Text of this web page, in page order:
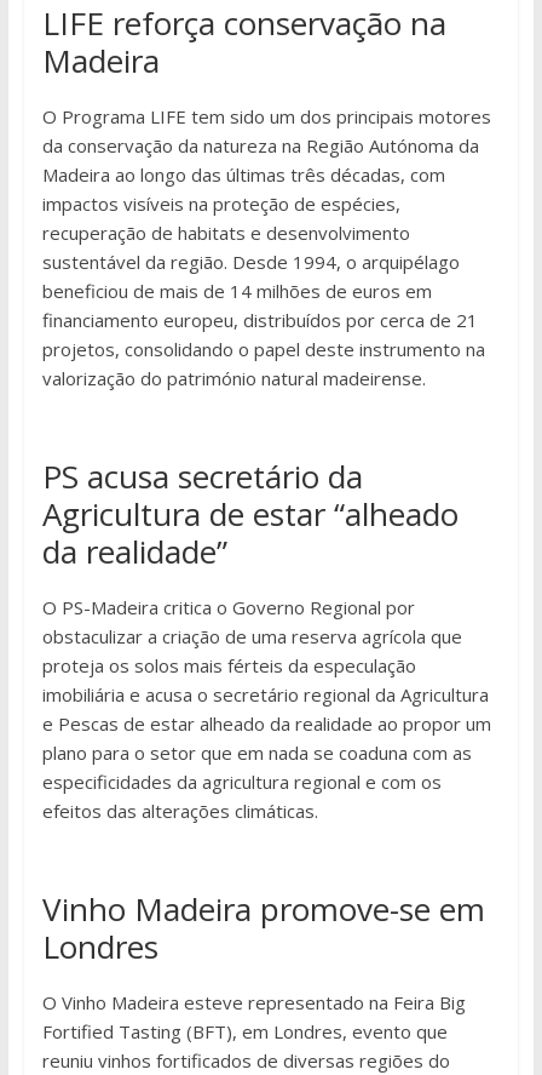
LIFE reforça conservação na
Madeira
O Programa LIFE tem sido um dos principais motores
da conservação da natureza na Região Autónoma da
Madeira ao longo das últimas três décadas, com
impactos visíveis na proteção de espécies,
recuperação de habitats e desenvolvimento
sustentável da região. Desde 1994, o arquipélago
beneficiou de mais de 14 milhões de euros em
financiamento europeu, distribuídos por cerca de 21
projetos, consolidando o papel deste instrumento na
valorização do património natural madeirense.
PS acusa secretário da
Agricultura de estar “alheado
da realidade”
O PS-Madeira critica o Governo Regional por
obstaculizar a criação de uma reserva agrícola que
proteja os solos mais férteis da especulação
imobiliária e acusa o secretário regional da Agricultura
e Pescas de estar alheado da realidade ao propor um
plano para o setor que em nada se coaduna com as
especificidades da agricultura regional e com os
efeitos das alterações climáticas.
Vinho Madeira promove-se em
Londres
O Vinho Madeira esteve representado na Feira Big
Fortified Tasting (BFT), em Londres, evento que
reuniu vinhos fortificados de diversas regiões do